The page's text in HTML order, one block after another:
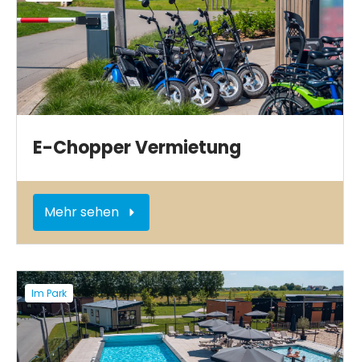
E-Chopper Vermietung
Mehr sehen
Im Park